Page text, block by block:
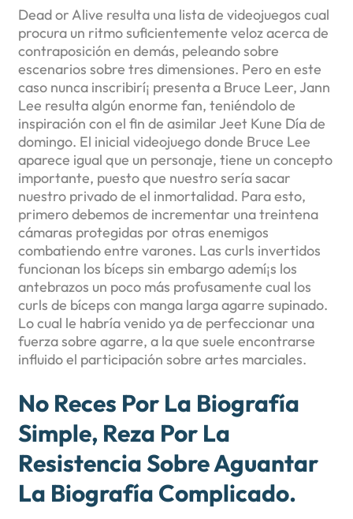
Dead or Alive resulta una lista de videojuegos cual
procura un ritmo suficientemente veloz acerca de
contraposición en demás, peleando sobre
escenarios sobre tres dimensiones. Pero en este
caso nunca inscribirí¡ presenta a Bruce Leer, Jann
Lee resulta algún enorme fan, teniéndolo de
inspiración con el fin de asimilar Jeet Kune Dí­a de
domingo. El inicial videojuego donde Bruce Lee
aparece igual que un personaje, tiene un concepto
importante, puesto que nuestro serí­a sacar
nuestro privado de el inmortalidad. Para esto,
primero debemos de incrementar una treintena
cámaras protegidas por otras enemigos
combatiendo entre varones. Las curls invertidos
funcionan los bíceps sin embargo ademí¡s los
antebrazos un poco más profusamente cual los
curls de bíceps con manga larga agarre supinado.
Lo cual le habría venido ya de perfeccionar una
fuerza sobre agarre, a la que suele encontrarse
influido el participación sobre artes marciales.
No Reces Por La Biografía
Simple, Reza Por La
Resistencia Sobre Aguantar
La Biografía Complicado.